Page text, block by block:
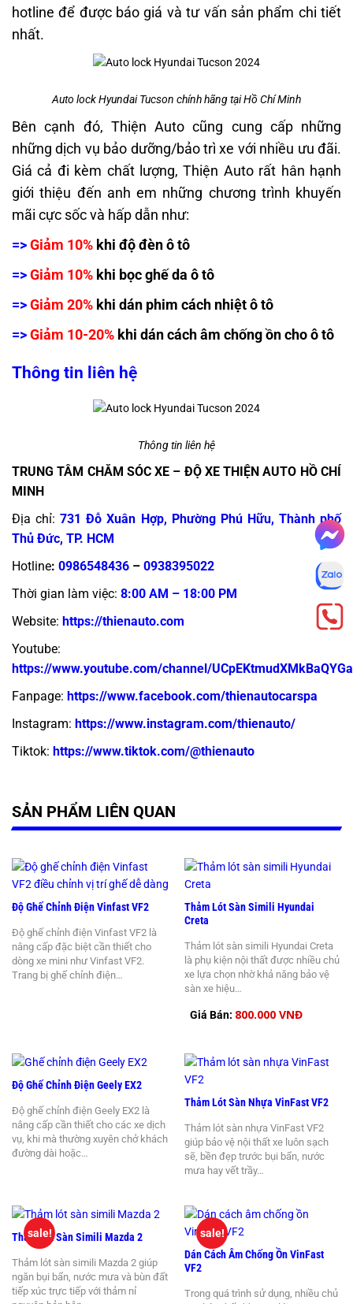
hotline để được báo giá và tư vấn sản phẩm chi tiết
nhất.
Auto lock Hyundai Tucson chính hãng tại Hồ Chí Minh
Bên cạnh đó, Thiện Auto cũng cung cấp những
những dịch vụ bảo dưỡng/bảo trì xe với nhiều ưu đãi.
Giá cả đi kèm chất lượng, Thiện Auto rất hân hạnh
giới thiệu đến anh em những chương trình khuyến
mãi cực sốc và hấp dẫn như:
=>Giảm 10% khi độ đèn ô tô
=>Giảm 10% khi bọc ghế da ô tô
=>Giảm 20% khi dán phim cách nhiệt ô tô
=>Giảm 10-20% khi dán cách âm chống ồn cho ô tô
Thông tin liên hệ
Thông tin liên hệ
TRUNG TÂM CHĂM SÓC XE – ĐỘ XE THIỆN AUTO HỒ CHÍ
MINH
Địa chỉ: 731 Đỗ Xuân Hợp, Phường Phú Hữu, Thành phố
Thủ Đức, TP. HCM
Hotline: 0986548436 – 0938395022
Thời gian làm việc: 8:00 AM – 18:00 PM
Website: https://thienauto.com
Youtube:
https://www.youtube.com/channel/
Fanpage: https://www.facebook.com/thienautocarspa
Instagram: https://www.instagram.com/thienauto/
Tiktok: https://www.tiktok.com/@thienauto
SẢN PHẨM LIÊN QUAN
Độ Ghế Chỉnh Điện Vinfast VF2
Độ ghế chỉnh điện Vinfast VF2 là
nâng cấp đặc biệt cần thiết cho
dòng xe mini như Vinfast VF2.
Trang bị ghế chỉnh điện…
Thảm Lót Sàn Simili Hyundai
Creta
Thảm lót sàn simili Hyundai Creta
là phụ kiện nội thất được nhiều chủ
xe lựa chọn nhờ khả năng bảo vệ
sàn xe hiệu…
Giá Bán: 800.000 VNĐ
Độ Ghế Chỉnh Điện Geely EX2
Độ ghế chỉnh điện Geely EX2 là
nâng cấp cần thiết cho các xe dịch
vụ, khi mà thường xuyên chở khách
đường dài hoặc…
Thảm Lót Sàn Nhựa VinFast VF2
Thảm lót sàn nhựa VinFast VF2
giúp bảo vệ nội thất xe luôn sạch
sẽ, bền đẹp trước bụi bẩn, nước
mưa hay vết trầy…
Thảm Lót Sàn Simili Mazda 2
Thảm lót sàn simili Mazda 2 giúp
ngăn bụi bẩn, nước mưa và bùn đất
tiếp xúc trực tiếp với thảm nỉ
sale!
Dán Cách Âm Chống Ồn VinFast
VF2
Trong quá trình sử dụng, nhiều chủ
sale!